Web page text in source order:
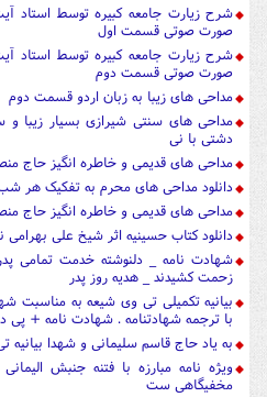
صورت صوتی قسمت اول
صورت صوتی قسمت دوم
مداحی های زیبا به زبان اردو قسمت دوم
مداحی های سنتی شیرازی بسیار زیبا
دشتی با نی
مداحی های قدیمی و خاطره انگیز حاج
دانلود مداحی های محرم به تفکیک هر
مداحی های قدیمی و خاطره انگیز حاج
دانلود کتاب حسینیه اثر شیخ علی بهرامی
شهادت نامه _ دلنوشته خدمت تمامی
زحمت کشیدند _ هدیه روز پدر
بیانیه تکمیلی تی وی شیعه به مناسبت
با ترجمه شهادتنامه . شهادت نامه +
به یاد حاج قاسم سلیمانی و شهدا بیانیه
ویژه نامه مبارزه با فتنه جنبش
مخفیگاهی ست